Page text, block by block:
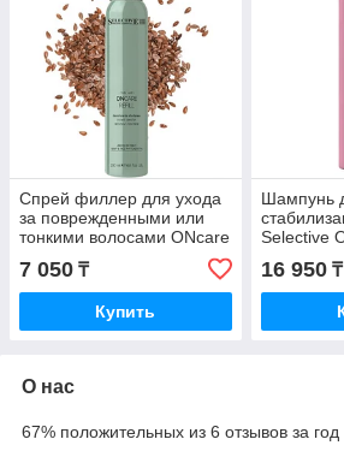
Спрей филлер для ухода
за поврежденными или
тонкими волосами ONcare
Refill Densi-Fill Fast Foam
200 мл.
7 050 ₸
Купить
Шампунь
Selective
16 950₸
О нас
67% положительных из 6 отзывов за год